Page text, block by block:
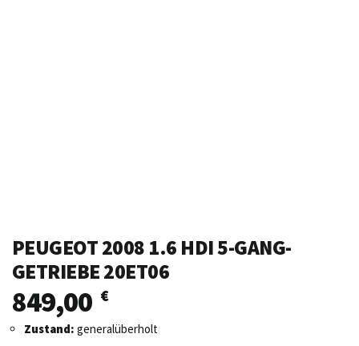
PEUGEOT 2008 1.6 HDI 5-GANG-
GETRIEBE 20ET06
849,00 €
Zustand: generalüberholt